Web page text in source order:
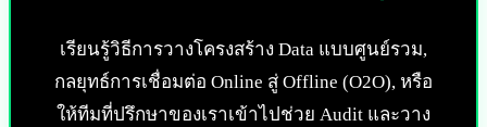
เรียนรู้วิธีการวางโครงสร้าง Data แบบศูนย์รวม,
กลยุทธ์การเชื่อมต่อ Online สู่ Offline (O2O), หรือ
ให้ทีมที่ปรึกษาของเราเข้าไปช่วย Audit และวาง